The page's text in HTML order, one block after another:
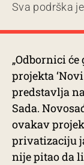
Sva podrška
„Odbornici
projekta
predstavlja
Sada.
ovakav
privatizaciju
nije pitao da